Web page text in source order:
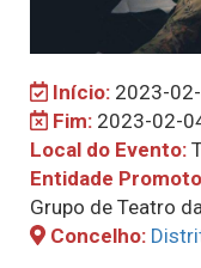
Início: 2023-
Fim: 2023-02-
Local do Evento:
Entidade
Grupo de Teatro
Concelho: